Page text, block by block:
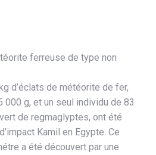
ferreuse de type non
d’éclats de météorite de fer,
000 g, et un seul individu de 83
de regmaglyptes, ont été
Kamil en Egypte. Ce
a été découvert par une